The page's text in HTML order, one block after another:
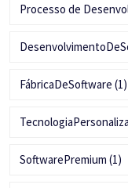
Processo de
FábricaDeSoftware (1)
SoftwarePremium (1)